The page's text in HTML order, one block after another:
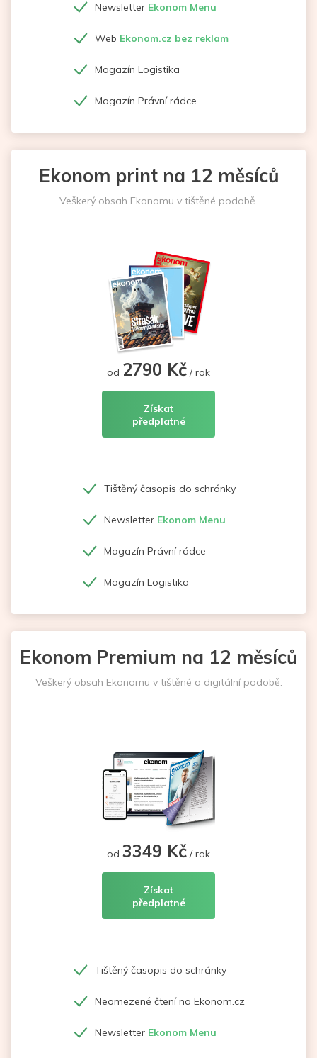
Newsletter Ekonom Menu
Web Ekonom.cz bez reklam
Magazín Logistika
Magazín Právní rádce
Ekonom print na 12 měsíců
Veškerý obsah Ekonomu v tištěné podobě.
od 2790 Kč / rok
Získat
předplatné
Tištěný časopis do schránky
Newsletter Ekonom Menu
Magazín Právní rádce
Magazín Logistika
Ekonom Premium na 12 měsíců
Veškerý obsah Ekonomu v tištěné a digitální podobě.
od 3349 Kč / rok
Získat
předplatné
Tištěný časopis do schránky
Neomezené čtení na Ekonom.cz
Newsletter Ekonom Menu